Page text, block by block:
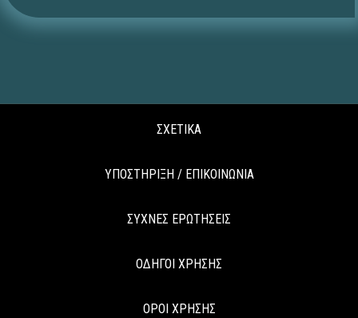
ΣΧΕΤΙΚΑ
ΥΠΟΣΤΗΡΙΞΗ / ΕΠΙΚΟΙΝΩΝΙΑ
ΣΥΧΝΕΣ ΕΡΩΤΗΣΕΙΣ
ΟΔΗΓΟΙ ΧΡΗΣΗΣ
ΟΡΟΙ ΧΡΗΣΗΣ